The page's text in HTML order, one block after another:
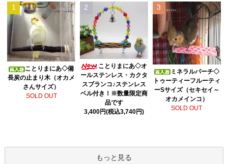
1
ことりまにあ◇備
長炭の止まり木（オカメ
さんサイズ）
SOLD OUT
2
ことりまにあ◇オ
ールステンレス・カクタ
スブランコ♪ステンレス
ベル付き！※数量限定商
品です
3,400円(税込3,740円)
3
ミネラルパーチ◇
トゥーティーフルーティ
ーSサイズ（セキセイ～
オカメインコ）
SOLD OUT
もっと見る